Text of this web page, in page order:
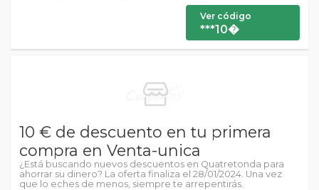
Ver código
***10�
10 € de descuento en tu primera
compra en Venta-unica
¿Está buscando nuevos descuentos en Quatretonda para
ahorrar su dinero? La oferta finaliza el 28/01/2024. Una vez
que lo eches de menos, siempre te arrepentirás.